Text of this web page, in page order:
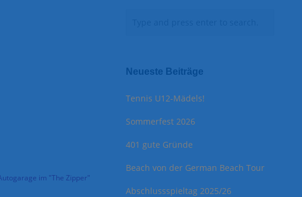
im "The Zipper"
Neueste Beiträge
Tennis U12-Mädels!
Sommerfest 2026
401 gute Gründe
Beach von der German Beach Tour
Abschlussspieltag 2025/26